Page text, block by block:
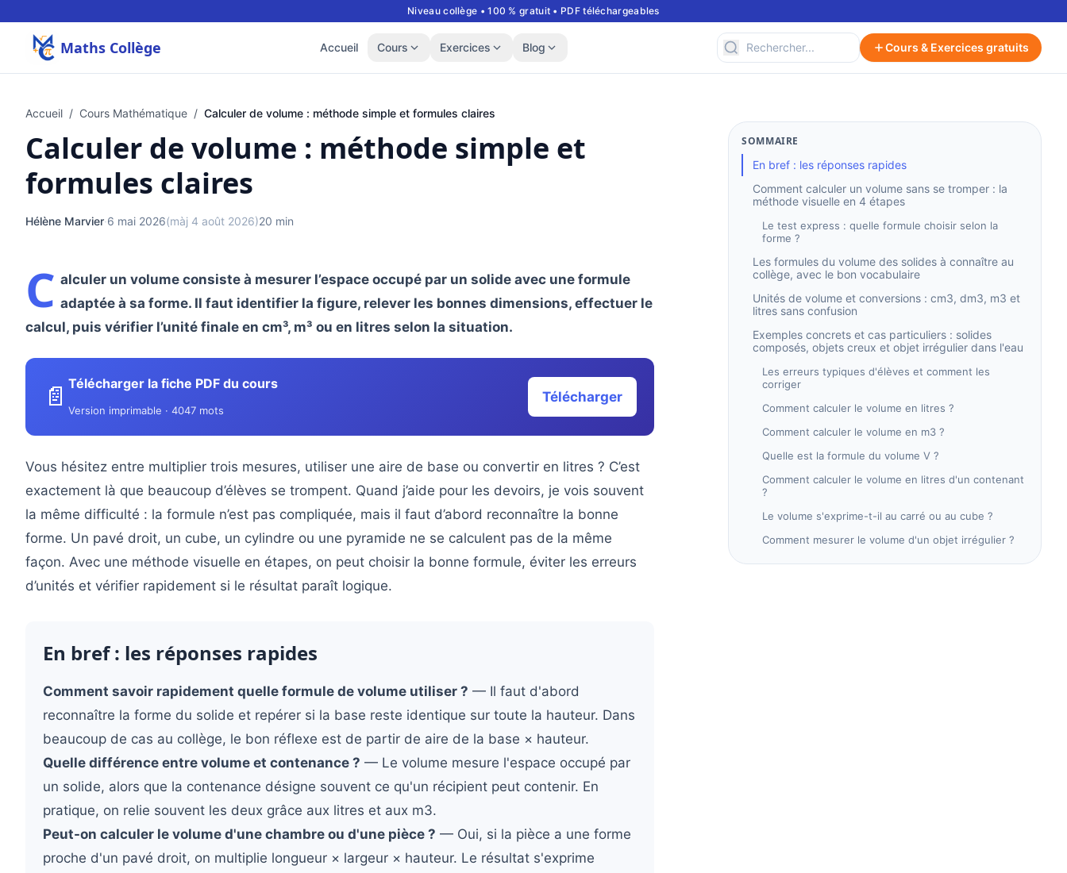
Niveau collège • 100 % gratuit • PDF téléchargeables
Maths Collège Accueil Cours Exercices Blog Cours & Exercices gratuits
Accueil / Cours Mathématique / Calculer de volume : méthode simple et formules claires
Calculer de volume : méthode simple et
formules claires
Hélène Marvier·6 mai 2026(màj 4 août 2026)20 min
C alculer un volume consiste à mesurer l’espace occupé par un solide avec une formule
adaptée à sa forme. Il faut identifier la figure, relever les bonnes dimensions, effectuer le
calcul, puis vérifier l’unité finale en cm³, m³ ou en litres selon la situation.
📄 Télécharger la fiche PDF du cours
Version imprimable · 4047 mots
Télécharger
Vous hésitez entre multiplier trois mesures, utiliser une aire de base ou convertir en litres ? C’est
exactement là que beaucoup d’élèves se trompent. Quand j’aide pour les devoirs, je vois souvent
la même difficulté : la formule n’est pas compliquée, mais il faut d’abord reconnaître la bonne
forme. Un pavé droit, un cube, un cylindre ou une pyramide ne se calculent pas de la même
façon. Avec une méthode visuelle en étapes, on peut choisir la bonne formule, éviter les erreurs
d’unités et vérifier rapidement si le résultat paraît logique.
En bref : les réponses rapides
Comment savoir rapidement quelle formule de volume utiliser ? — Il faut d'abord
reconnaître la forme du solide et repérer si la base reste identique sur toute la hauteur. Dans
beaucoup de cas au collège, le bon réflexe est de partir de aire de la base × hauteur.
Quelle différence entre volume et contenance ? — Le volume mesure l'espace occupé par
un solide, alors que la contenance désigne souvent ce qu'un récipient peut contenir. En
pratique, on relie souvent les deux grâce aux litres et aux m3.
Peut-on calculer le volume d'une chambre ou d'une pièce ? — Oui, si la pièce a une forme
proche d'un pavé droit, on multiplie longueur × largeur × hauteur. Le résultat s'exprime
SOMMAIRE
En bref : les réponses rapides
Comment calculer un volume sans se tromper : la
méthode visuelle en 4 étapes
Le test express : quelle formule choisir selon la
forme ?
Les formules du volume des solides à connaître au
collège, avec le bon vocabulaire
Unités de volume et conversions : cm3, dm3, m3 et
litres sans confusion
Exemples concrets et cas particuliers : solides
composés, objets creux et objet irrégulier dans l'eau
Les erreurs typiques d'élèves et comment les
corriger
Comment calculer le volume en litres ?
Comment calculer le volume en m3 ?
Quelle est la formule du volume V ?
Comment calculer le volume en litres d'un contenant
?
Le volume s'exprime-t-il au carré ou au cube ?
Comment mesurer le volume d'un objet irrégulier ?